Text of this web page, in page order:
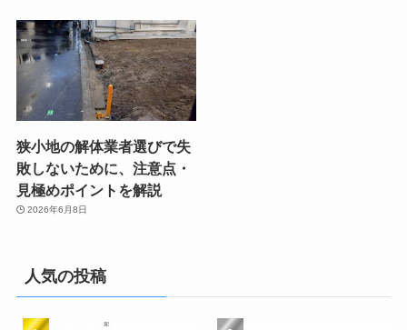
狭小地の解体業者選びで失
敗しないために、注意点・
見極めポイントを解説
2026年6月8日
人気の投稿